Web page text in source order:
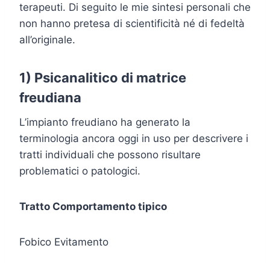
terapeuti. Di seguito le mie sintesi personali che
non hanno pretesa di scientificità né di fedeltà
all’originale.
1) Psicanalitico di matrice
freudiana
L’impianto freudiano ha generato la
terminologia ancora oggi in uso per descrivere i
tratti individuali che possono risultare
problematici o patologici.
Tratto Comportamento tipico
Fobico Evitamento